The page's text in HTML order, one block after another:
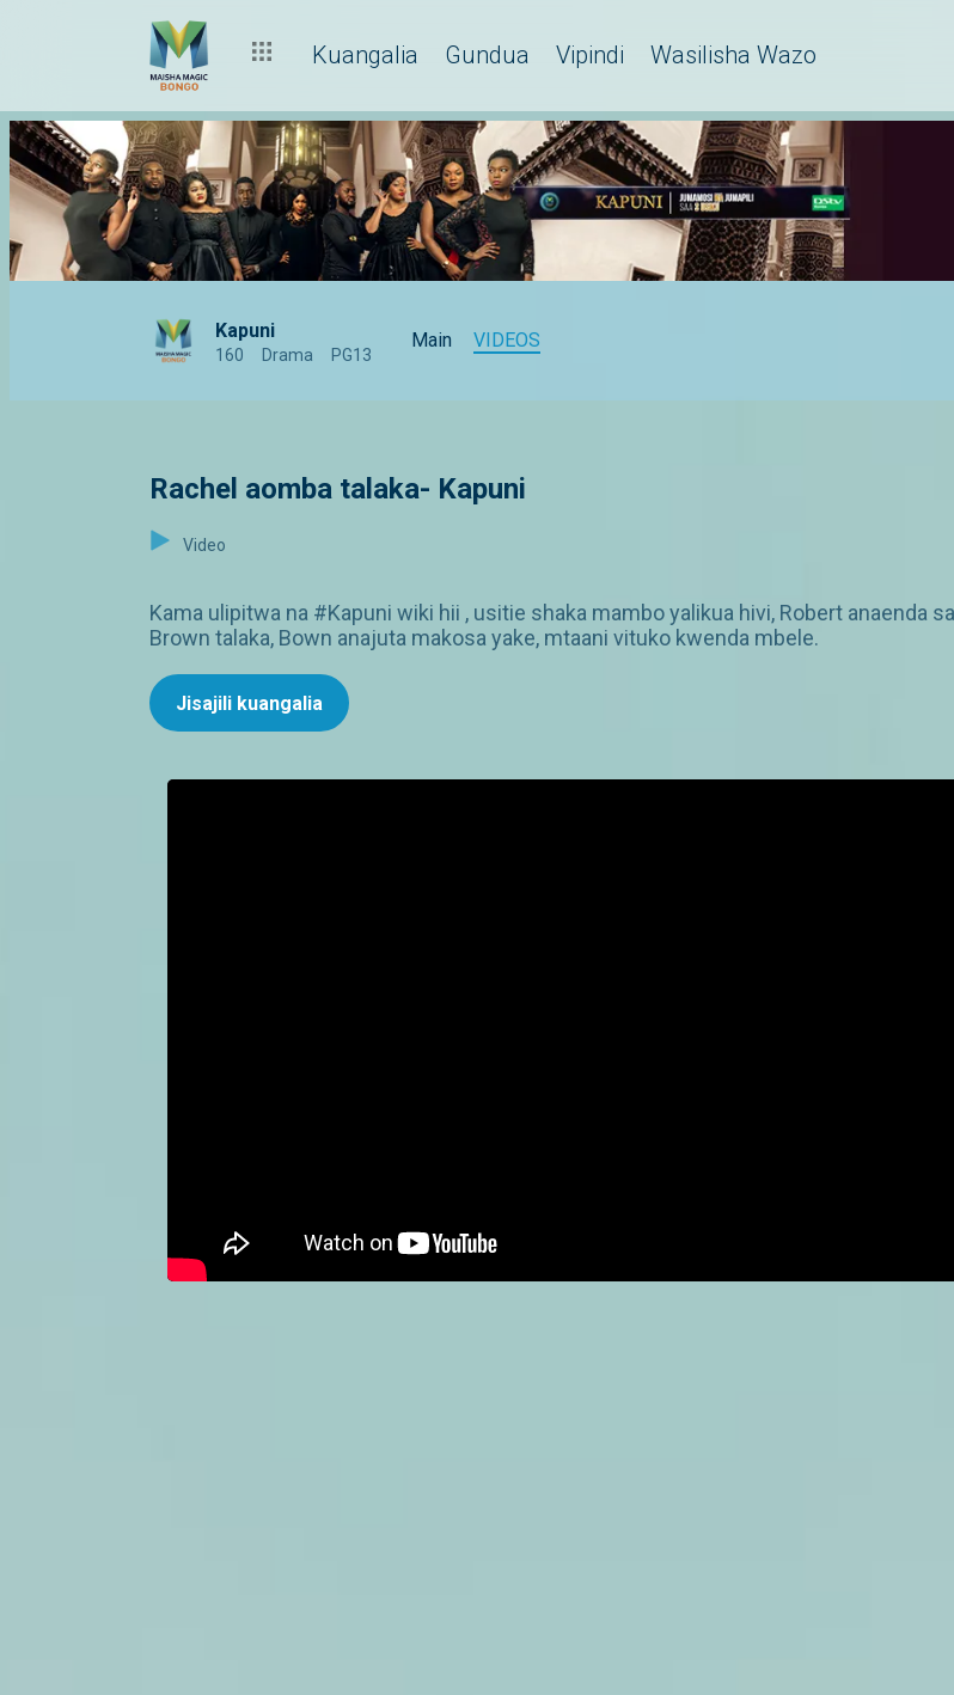
Kuangalia Gundua Vipindi Wasilisha Wazo
Kapuni
160 Drama PG13
Main VIDEOS
Rachel aomba talaka- Kapuni
Video
Kama ulipitwa na #Kapuni wiki hii , usitie shaka mambo yalikua hivi, Robert anaenda
Brown talaka, Bown anajuta makosa yake, mtaani vituko kwenda mbele.
Jisajili kuangalia